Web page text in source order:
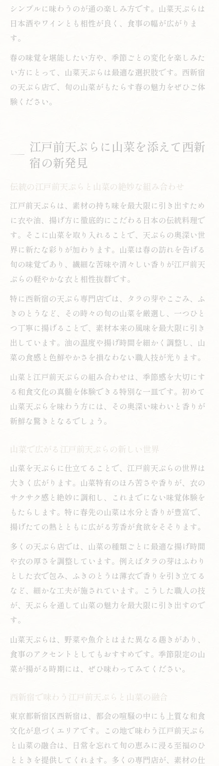
シンプルに味わうのが通の楽しみ方です。山菜天ぷらは
日本酒やワインとも相性が良く、食事の幅が広がりま
す。
春の味覚を堪能したい方や、季節ごとの変化を楽しみた
い方にとって、山菜天ぷらは最適な選択肢です。西新宿
の天ぷら店で、旬の山菜がもたらす春の魅力をぜひご体
験ください。
江戸前天ぷらに山菜を添えて西新
宿の新発見
伝統の江戸前天ぷらと山菜の絶妙な組み合わせ
江戸前天ぷらは、素材の持ち味を最大限に引き出すため
に衣や油、揚げ方に徹底的にこだわる日本の伝統料理で
す。そこに山菜を取り入れることで、天ぷらの奥深い世
界に新たな彩りが加わります。山菜は春の訪れを告げる
旬の味覚であり、繊細な苦味や清々しい香りが江戸前天
ぷらの軽やかな衣と相性抜群です。
特に西新宿の天ぷら専門店では、タラの芽やこごみ、ふ
きのとうなど、その時々の旬の山菜を厳選し、一つひと
つ丁寧に揚げることで、素材本来の風味を最大限に引き
出しています。油の温度や揚げ時間を細かく調整し、山
菜の食感と色鮮やかさを損なわない職人技が光ります。
山菜と江戸前天ぷらの組み合わせは、季節感を大切にす
る和食文化の真髄を体験できる特別な一皿です。初めて
山菜天ぷらを味わう方には、その奥深い味わいと香りが
新鮮な驚きとなるでしょう。
山菜で広がる江戸前天ぷらの新しい世界
山菜を天ぷらに仕立てることで、江戸前天ぷらの世界は
大きく広がります。山菜特有のほろ苦さや香りが、衣の
サクサク感と絶妙に調和し、これまでにない味覚体験を
もたらします。特に春先の山菜は水分と香りが豊富で、
揚げたての熱とともに広がる芳香が食欲をそそります。
多くの天ぷら店では、山菜の種類ごとに最適な揚げ時間
や衣の厚さを調整しています。例えばタラの芽はふわり
とした衣で包み、ふきのとうは薄衣で香りを引き立てる
など、細かな工夫が施されています。こうした職人の技
が、天ぷらを通して山菜の魅力を最大限に引き出すので
す。
山菜天ぷらは、野菜や魚介とはまた異なる趣きがあり、
食事のアクセントとしてもおすすめです。季節限定の山
菜が揚がる時期には、ぜひ味わってみてください。
西新宿で味わう江戸前天ぷらと山菜の融合
東京都新宿区西新宿は、都会の喧騒の中にも上質な和食
文化が息づくエリアです。この地で味わう江戸前天ぷら
と山菜の融合は、日常を忘れて旬の恵みに浸る至福のひ
とときを提供してくれます。多くの専門店が、素材の仕